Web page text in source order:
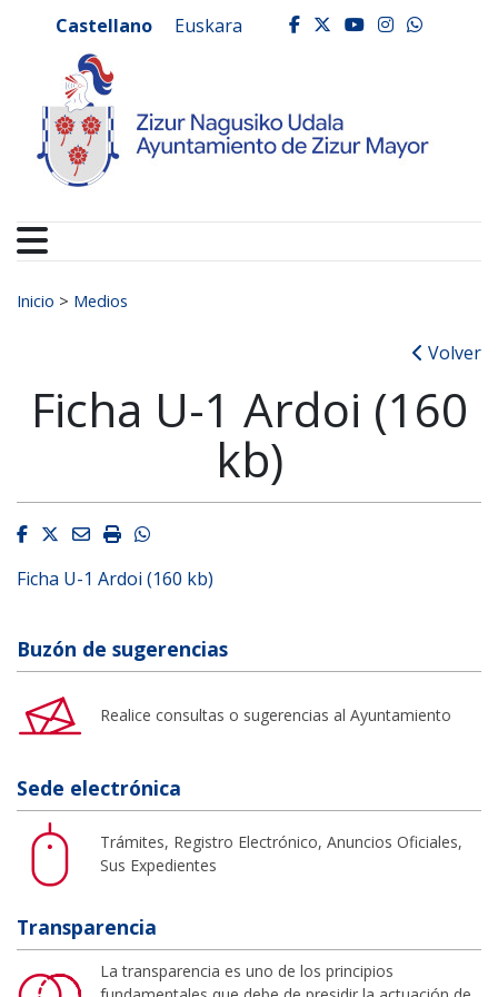
Ayuntamiento de
Castellano Euskara facebook
twitter
youtube
Buscar:
Inicio > Medios
Volver
Ficha U-1 Ardoi (160
kb)
Facebook
Twitter
EmailImprimirWhatsapp
Ficha U-1 Ardoi (160 kb)
Buzón de sugerencias
Realice consultas o sugerencias al Ayuntamiento
Sede electrónica
Trámites, Registro Electrónico, Anuncios Oficiales,
Sus Expedientes
Transparencia
La transparencia es uno de los principios